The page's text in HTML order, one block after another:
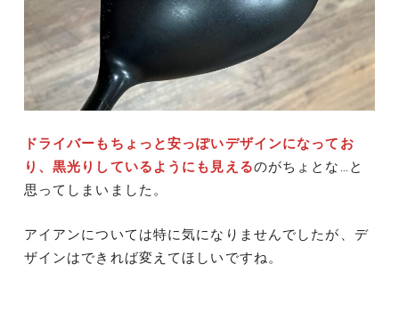
ドライバーもちょっと安っぽいデザインになってお
り、黒光りしているようにも見えるのがちょとな…と
思ってしまいました。
アイアンについては特に気になりませんでしたが、デ
ザインはできれば変えてほしいですね。